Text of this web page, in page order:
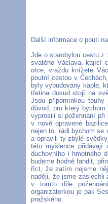
Další informace o pouti
Jde o starobylou cestu z
svatého Václava, kající
otce, vraždu knížete
poutní cestou v
byly vybudovány kaple,
třetina dosud stojí na
Jsou připomínkou
důvod, pro který
vyprosili si požehnání při
v nově opravené
nejen to, rádi bychom
a opravili ty zbylé
této myšlence
duchovního i hmotného
budeme hodně fandit,
říct, že zatím nejsme
naději, že jsme zaslechli
v tomto díle
organizátorkou je pak
pražského.